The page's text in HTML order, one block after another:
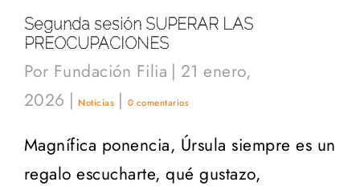
Segunda sesión SUPERAR LAS
PREOCUPACIONES
Por Fundación Filia | 21 enero,
2026 | Noticias | 0 comentarios
Magnífica ponencia, Úrsula siempre es un
regalo escucharte, qué gustazo,